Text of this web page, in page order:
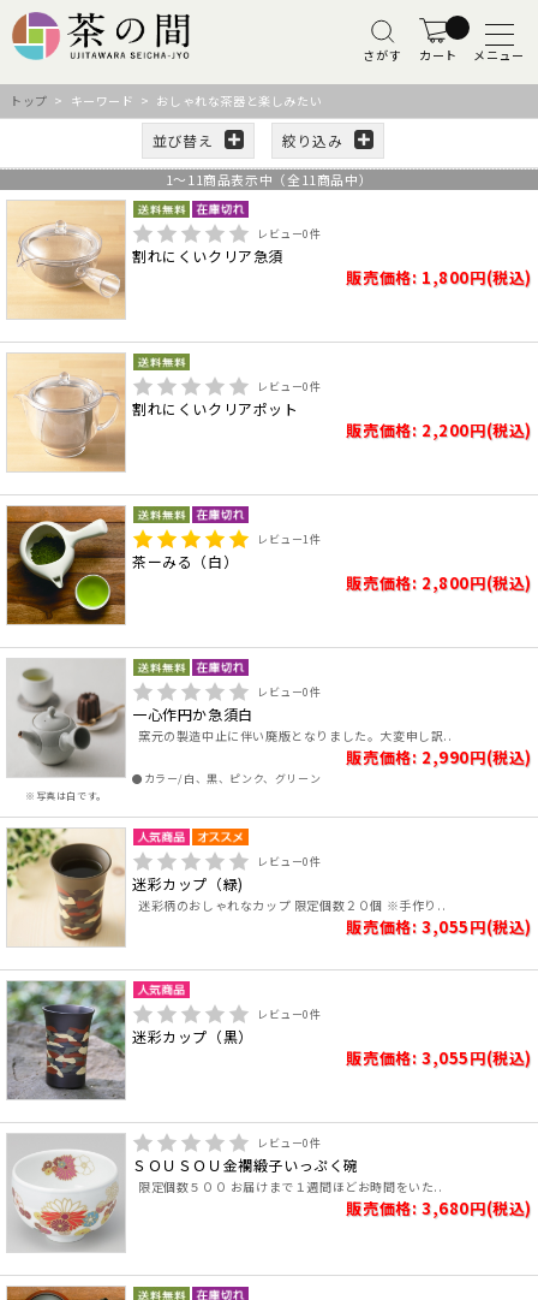
さがす カート メニュー
トップ > キーワード > おしゃれな茶器と楽しみたい
並び替え 絞り込み
1～ 11商品表示中（全 11商品中）
レビュー0件
割れにくいクリア急須
販売価格: 1,800円(税込)
レビュー0件
割れにくいクリアポット
販売価格: 2,200円(税込)
レビュー1件
茶ーみる（白）
販売価格: 2,800円(税込)
※写真は白です。
レビュー0件
一心作円か急須白
窯元の製造中止に伴い廃版となりました。大変申し訳..
販売価格: 2,990円(税込)
●カラー/白、黒、ピンク、グリーン
レビュー0件
迷彩カップ（緑)
迷彩柄のおしゃれなカップ 限定個数２０個 ※手作り..
販売価格: 3,055円(税込)
レビュー0件
迷彩カップ（黒）
販売価格: 3,055円(税込)
レビュー0件
ＳＯＵＳＯＵ金襴緞子いっぷく碗
限定個数５００ お届けまで１週間ほどお時間をいた..
販売価格: 3,680円(税込)